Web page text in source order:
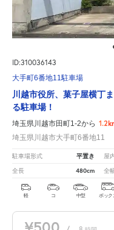
ID:310036143
大手町6番地11駐車場
川越市役所、菓子屋横丁
る駐車場！
埼玉県川越市田町1-2から
埼玉県川越市大手町6番地11
駐車場形式 平置き 屋
全長 480cm 全
軽 コ 中型 ボック